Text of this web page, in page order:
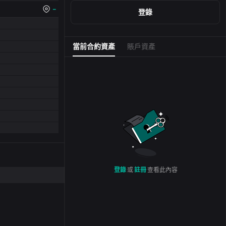
-- 登錄
當前合約資產 賬戶資產
登錄或註冊查看此內容